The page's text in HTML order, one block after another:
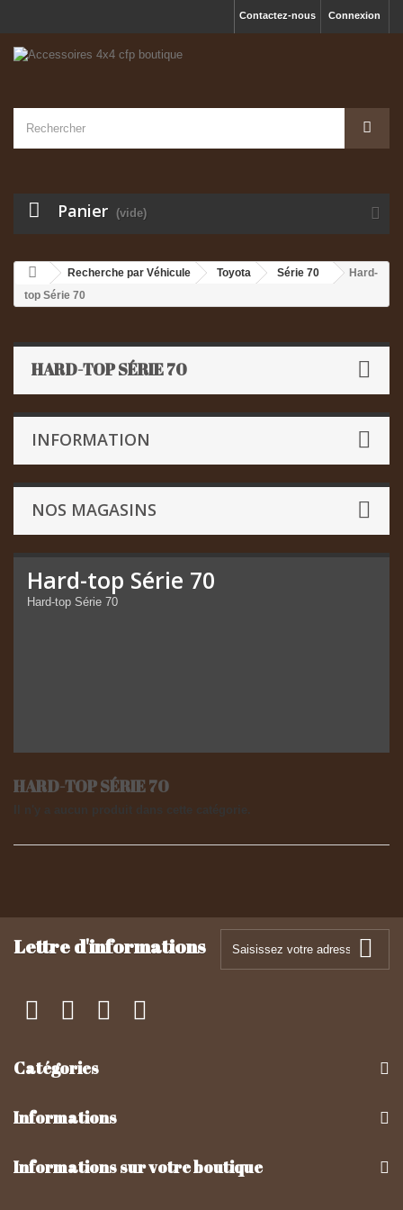
Connexion
Contactez-nous
Panier (vide)
Recherche par Véhicule Toyota Série 70
Hard-
top Série 70
HARD-TOP SÉRIE 70
INFORMATION
NOS MAGASINS
Hard-top Série 70
Hard-top Série 70
HARD-TOP SÉRIE 70
Lettre d'informations
Catégories
Informations
Informations sur votre boutique